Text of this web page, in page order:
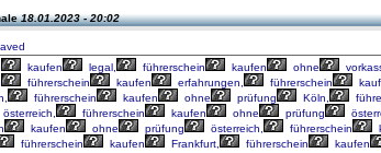
18.01.2023 - 20:02
kaufen legal, führerschein kaufen ohne
führerschein kaufen erfahrungen, führerschein
führerschein kaufen ohne prüfung Köln,
österreich, führerschein kaufen ohne prüfung
kaufen ohne prüfung österreich, führerschein
führerschein kaufen Frankfurt, führerschein kaufen